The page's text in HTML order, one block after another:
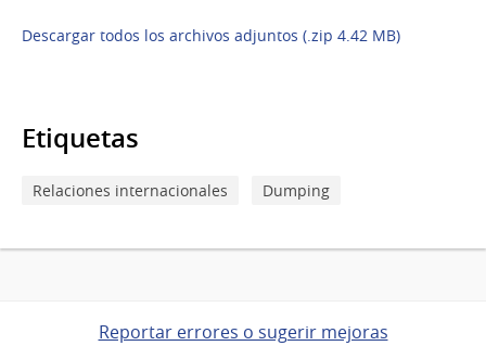
Descargar todos los archivos adjuntos (.zip 4.42 MB)
Etiquetas
Relaciones internacionales Dumping
Reportar errores o sugerir mejoras